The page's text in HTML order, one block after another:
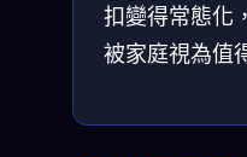
扣變得常態化
被家庭視為值